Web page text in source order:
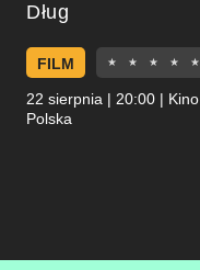
Dług
FILM ★ ★ ★ ★ ★
22 sierpnia | 20:00 | Kino
Polska